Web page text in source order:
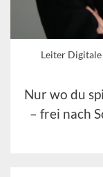
Leiter
Nur wo du
– frei nach